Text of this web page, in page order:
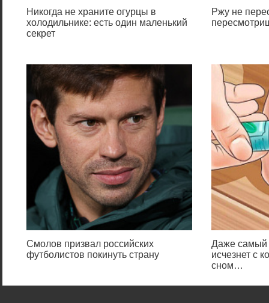
Никогда не храните огурцы в
холодильнике: есть один маленький
секрет
Ржу не
Смолов призвал российских
футболистов покинуть страну
Даже самый
исчезнет с
сном…